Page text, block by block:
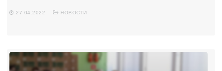
27.04.2022 НОВОСТИ